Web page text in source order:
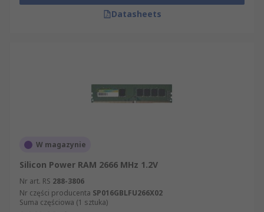
Datasheets
W magazynie
Silicon Power RAM 2666 MHz 1.2V
Nr art. RS 288-3806
Nr części producenta SP016GBLFU266X02
Suma częściowa (1 sztuka)